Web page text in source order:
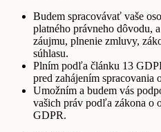
Budem spracovávať vaše
platného právneho dôvodu,
záujmu, plnenie zmluvy,
súhlasu.
Plním podľa článku 13
pred zahájením spracovania
Umožním a budem vás
vašich práv podľa zákona o
GDPR.